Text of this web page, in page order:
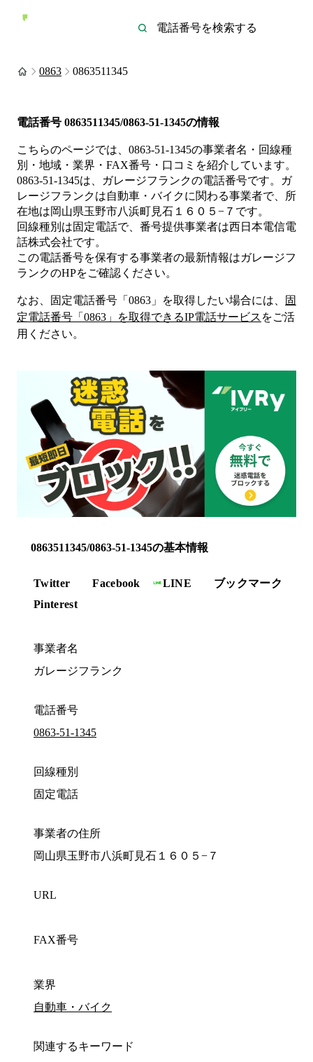
0863 0863511345
電話番号 0863511345/0863-51-1345の情報
こちらのページでは、 0863-51-1345の事業者名・回線種
別・地域・業界・FAX番号・口コミを紹介しています。
0863-51-1345は、 ガレージフランクの電話番号です。
ガ
レージフランクは自動車・バイクに関わる事業者で、所
在地は岡山県玉野市八浜町見石１６０５−７ です。
回線種別は固定電話で、番号提供事業者は西日本電信電
話株式会社です。
この電話番号を保有する事業者の最新情報はガレージフ
ランクのHPをご確認ください。
なお、固定電話番号「 0863 」を取得したい場合には、
固
定電話番号「 0863 」を取得できるIP電話サービス をご活
用ください。
0863511345/0863-51-1345の基本情報
Twitter Facebook LINE
ブックマーク
Pinterest
事業者名
ガレージフランク
電話番号
0863-51-1345
回線種別
固定電話
事業者の住所
岡山県玉野市八浜町見石１６０５−７
URL
FAX番号
業界
自動車・バイク
関連するキーワード